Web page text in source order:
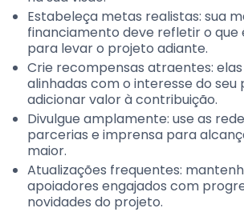
Estabeleça metas realistas: sua
financiamento deve refletir o que
para levar o projeto adiante.
Crie recompensas atraentes:
alinhadas com o interesse do seu
adicionar valor à contribuição.
Divulgue amplamente: use as
parcerias e imprensa para
maior.
Atualizações frequentes:
apoiadores engajados com
novidades do projeto.